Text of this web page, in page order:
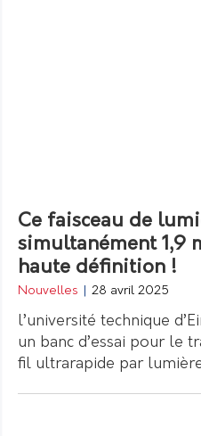
Ce faisceau de
simultanément 1,9
haute définition !
Nouvelles 28 avril 2025
l’université technique
un banc d’essai pour le
fil ultrarapide par